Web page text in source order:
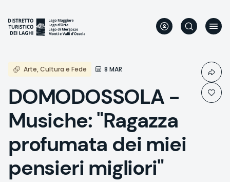
Inhalt
Arte, Cultura e Fede 8 MAR
DOMODOSSOLA -
Musiche: "Ragazza
profumata dei miei
pensieri migliori"